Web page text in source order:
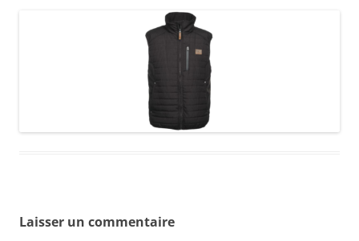
Laisser un commentaire